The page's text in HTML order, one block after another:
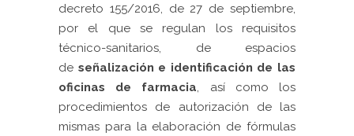
decreto 155/2016, de 27 de septiembre,
por el que se regulan los requisitos
técnico-sanitarios, de espacios
de señalización e identificación de las
oficinas de farmacia, así como los
procedimientos de autorización de las
mismas para la elaboración de fórmulas